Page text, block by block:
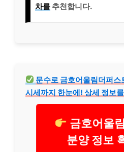
차를 추천합니다.
문수로 금호어울림더퍼스
시세까지 한눈에! 상세 정보
금호어울
분양 정보